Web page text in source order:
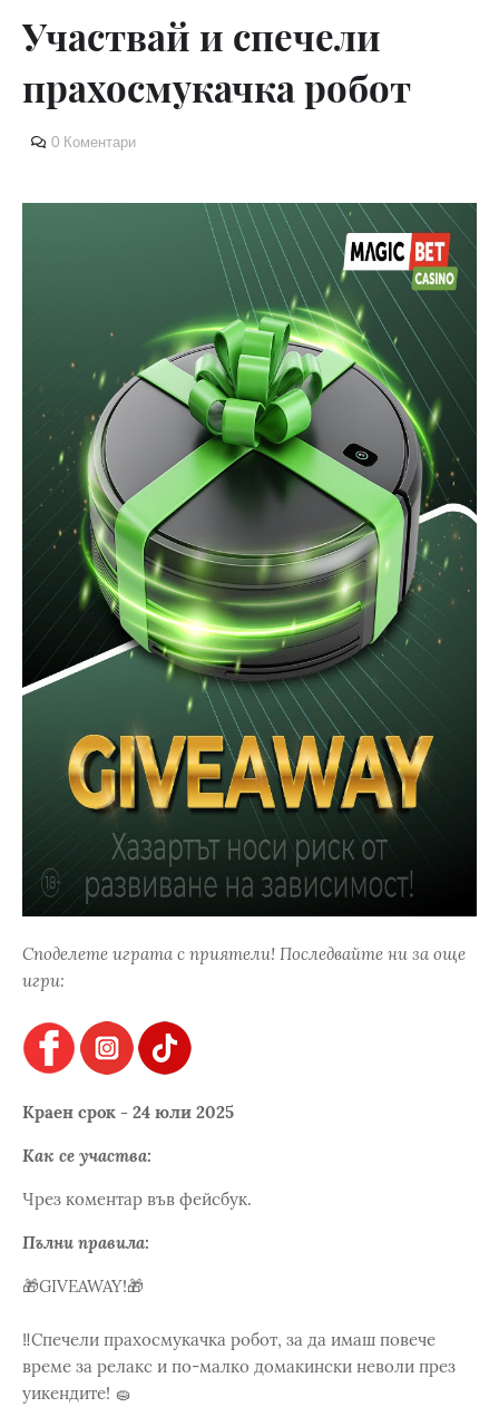
Участвай и спечели
прахосмукачка робот
0 Коментари
Споделете играта с приятели! Последвайте ни за още
игри:
Краен срок - 24 юли 2025
Как се участва:
Чрез коментар във фейсбук.
Пълни правила:
🎁GIVEAWAY!🎁
‼️Спечели прахосмукачка робот, за да имаш повече
време за релакс и по-малко домакински неволи през
уикендите! 🧽